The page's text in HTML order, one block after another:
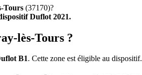
Tours (37170)?
Duflot 2021.
lès-Tours ?
B1. Cette zone est éligible au dispositif.